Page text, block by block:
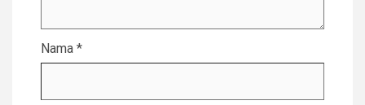
Nama *